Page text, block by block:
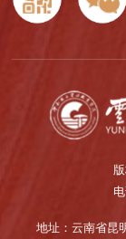
地址：云南省昆